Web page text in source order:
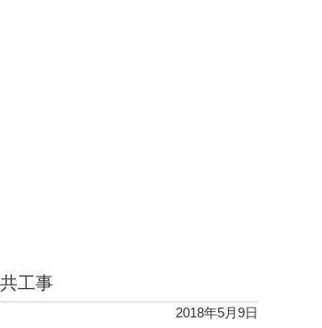
工事
2018年5月9日